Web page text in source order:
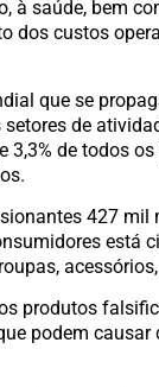
saúde, bem
dos custos
que se
de
3,3% de todos
427
está
produtos
podem causar